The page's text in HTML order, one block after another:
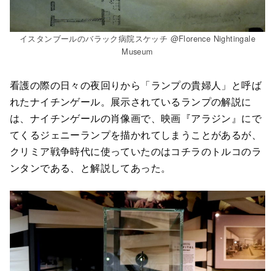
イスタンブールのバラック病院スケッチ @Florence Nightingale
Museum
看護の際の日々の夜回りから「ランプの貴婦人」と呼ば
れたナイチンゲール。展示されているランプの解説に
は、ナイチンゲールの肖像画で、映画『アラジン』にで
てくるジェニーランプを描かれてしまうことがあるが、
クリミア戦争時代に使っていたのはコチラのトルコのラ
ンタンである、と解説してあった。